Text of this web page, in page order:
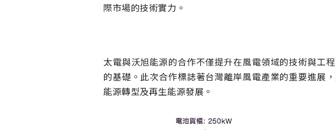
際市場的技術實力。
太電與沃旭能源的合作不僅提升在風電領域的技術與工
的基礎。此次合作標誌著台灣離岸風電產業的重要進展
能源轉型及再生能源發展。